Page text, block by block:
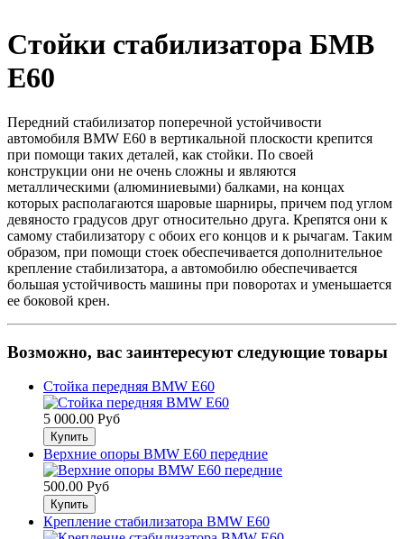
Стойки стабилизатора БМВ
Е60
Передний стабилизатор поперечной устойчивости
автомобиля BMW E60 в вертикальной плоскости крепится
при помощи таких деталей, как стойки. По своей
конструкции они не очень сложны и являются
металлическими (алюминиевыми) балками, на концах
которых располагаются шаровые шарниры, причем под углом
девяносто градусов друг относительно друга. Крепятся они к
самому стабилизатору с обоих его концов и к рычагам. Таким
образом, при помощи стоек обеспечивается дополнительное
крепление стабилизатора, а автомобилю обеспечивается
большая устойчивость машины при поворотах и уменьшается
ее боковой крен.
Возможно, вас заинтересуют следующие товары
Стойка передняя BMW E60
5 000.00 Руб
Верхние опоры BMW E60 передние
500.00 Руб
Крепление стабилизатора BMW E60